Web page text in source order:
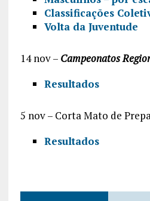
Classificações
Volta da Juventude
14 nov – Campeonatos
Resultados
5 nov – Corta Mato de
Resultados